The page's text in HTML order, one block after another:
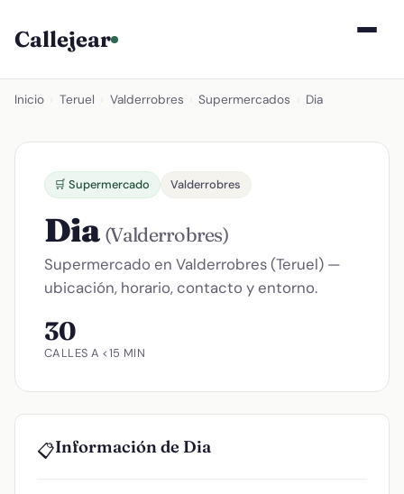
Callejear
Inicio Teruel Valderrobres Supermercados Dia
🛒 Supermercado Valderrobres
Dia (Valderrobres)
Supermercado en Valderrobres (Teruel) —
ubicación, horario, contacto y entorno.
30
CALLES A <15 MIN
📋Información de Dia